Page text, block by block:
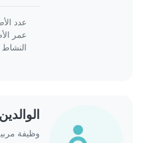
عدد
عمر
الوالدين
وظيفة